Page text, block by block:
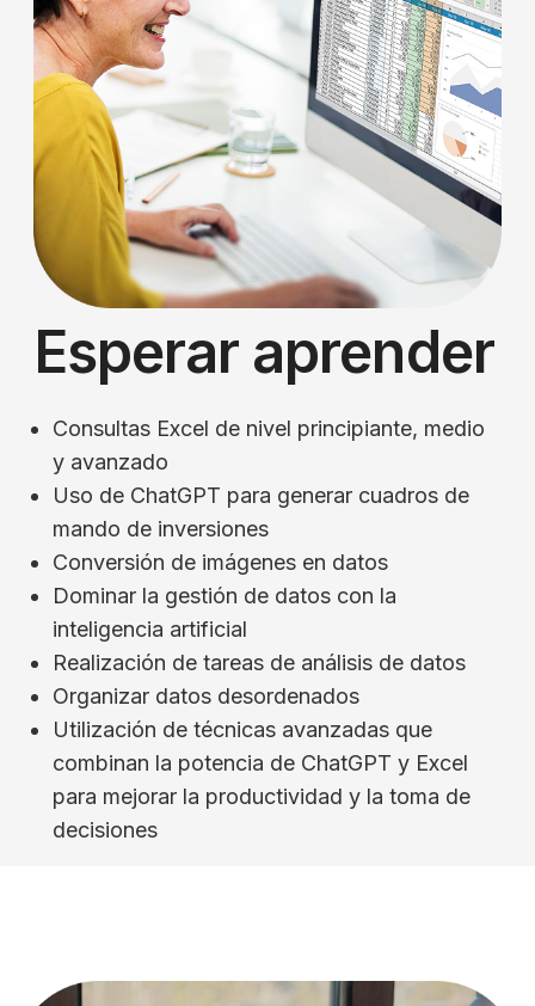
Esperar aprender
Consultas Excel de nivel principiante, medio
y avanzado
Uso de ChatGPT para generar cuadros de
mando de inversiones
Conversión de imágenes en datos
Dominar la gestión de datos con la
inteligencia artificial
Realización de tareas de análisis de datos
Organizar datos desordenados
Utilización de técnicas avanzadas que
combinan la potencia de ChatGPT y Excel
para mejorar la productividad y la toma de
decisiones